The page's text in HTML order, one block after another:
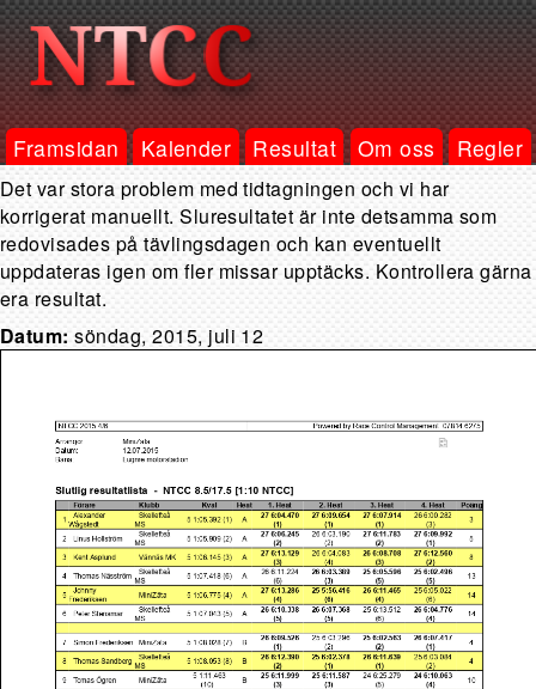
Framsidan Kalender Resultat Om oss Regler
Det var stora problem med tidtagningen och vi har
korrigerat manuellt. Sluresultatet är inte detsamma som
redovisades på tävlingsdagen och kan eventuellt
uppdateras igen om fler missar upptäcks. Kontrollera gärna
era resultat.
Datum:söndag, 2015, juli 12